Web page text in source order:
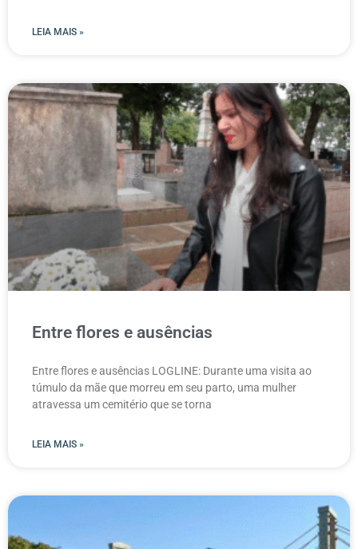
LEIA MAIS »
Entre flores e ausências
Entre flores e ausências LOGLINE: Durante uma visita ao
túmulo da mãe que morreu em seu parto, uma mulher
atravessa um cemitério que se torna
LEIA MAIS »